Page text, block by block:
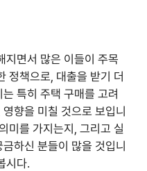
지면서 많은 이들이 주목
정책으로, 대출을 받기 더
특히 주택 구매를 고려
향을 미칠 것으로 보입니
미를 가지는지, 그리고 실
하신 분들이 많을 것입니
시다.